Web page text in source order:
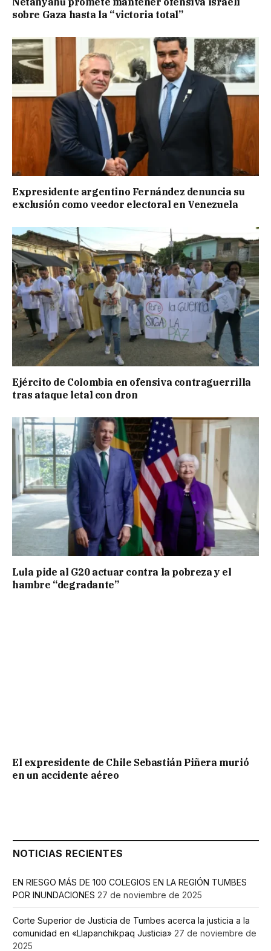
sobre Gaza hasta la “victoria total”
Expresidente argentino Fernández denuncia su
exclusión como veedor electoral en Venezuela
Ejército de Colombia en ofensiva contraguerrilla
tras ataque letal con dron
Lula pide al G20 actuar contra la pobreza y el
hambre “degradante”
El expresidente de Chile Sebastián Piñera murió
en un accidente aéreo
NOTICIAS RECIENTES
EN RIESGO MÁS DE 100 COLEGIOS EN LA REGIÓN TUMBES
POR INUNDACIONES 27 de noviembre de 2025
Corte Superior de Justicia de Tumbes acerca la justicia a la
comunidad en «Llapanchikpaq Justicia» 27 de noviembre de
2025